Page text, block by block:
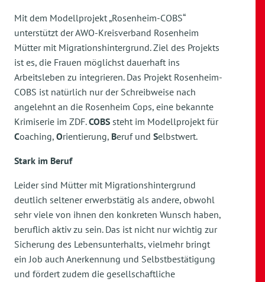
Mit dem Modellprojekt „Rosenheim-COBS“
unterstützt der AWO-Kreisverband Rosenheim
Mütter mit Migrationshintergrund. Ziel des Projekts
ist es, die Frauen möglichst dauerhaft ins
Arbeitsleben zu integrieren. Das Projekt Rosenheim-
COBS ist natürlich nur der Schreibweise nach
angelehnt an die Rosenheim Cops, eine bekannte
Krimiserie im ZDF.COBS steht im Modellprojekt für
Coaching, Orientierung, Beruf und Selbstwert.
Stark im Beruf
Leider sind Mütter mit Migrationshintergrund
deutlich seltener erwerbstätig als andere, obwohl
sehr viele von ihnen den konkreten Wunsch haben,
beruflich aktiv zu sein. Das ist nicht nur wichtig zur
Sicherung des Lebensunterhalts, vielmehr bringt
ein Job auch Anerkennung und Selbstbestätigung
und fördert zudem die gesellschaftliche